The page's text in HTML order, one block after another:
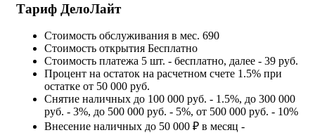
Тариф ДелоЛайт
Стоимость обслуживания в мес. 690
Стоимость открытия Бесплатно
Стоимость платежа 5 шт. - бесплатно, далее - 39 руб.
Процент на остаток на расчетном счете 1.5% при
остатке от 50 000 руб.
Снятие наличных до 100 000 руб. - 1.5%, до 300 000
руб. - 3%, до 500 000 руб. - 5%, от 500 000 руб. - 10%
Внесение наличных до 50 000 ₽ в месяц -